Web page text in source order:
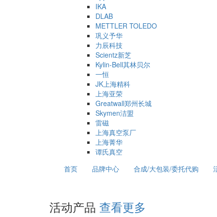
IKA
DLAB
METTLER TOLEDO
巩义予华
力辰科技
Scientz新芝
Kylin-Bell其林贝尔
一恒
JK上海精科
上海亚荣
Greatwall郑州长城
Skymen洁盟
雷磁
上海真空泵厂
上海菁华
谭氏真空
首页
品牌中心 合成/大包装/委托代购
活动产品 查看更多